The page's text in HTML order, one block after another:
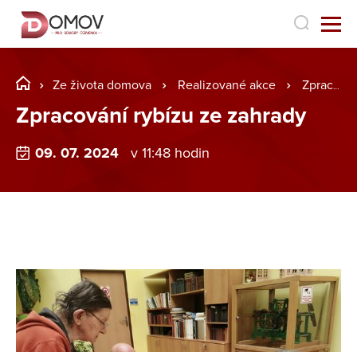
Ze života domova Realizované akce Zpracování rybízu ze zahrady
Zpracování rybízu ze zahrady
09. 07. 2024 v 11:48 hodin